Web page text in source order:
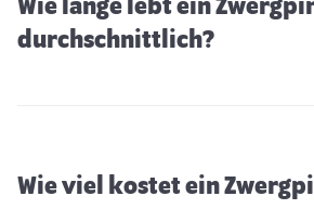
Wie lange lebt ein
durchschnittlich?
Wie viel kostet ein